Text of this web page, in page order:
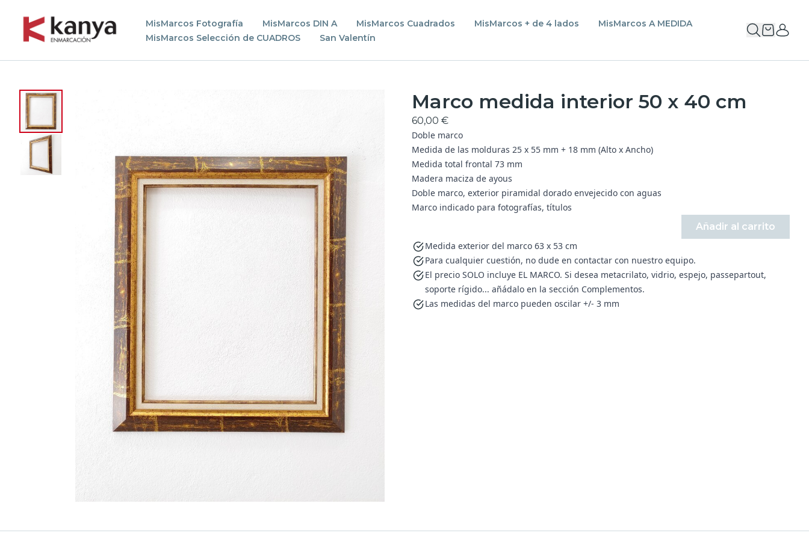
MisMarcos Fotografía MisMarcos DIN A MisMarcos Cuadrados MisMarcos + de 4 lados
MisMarcos A MEDIDA
MisMarcos Selección de CUADROS
San Valentín
Marco medida interior 50 x 40 cm
60,00 €
Doble marco
Medida de las molduras 25 x 55 mm + 18 mm (Alto x Ancho)
Medida total frontal 73 mm
Madera maciza de ayous
Doble marco, exterior piramidal dorado envejecido con aguas
Marco indicado para fotografías, títulos
Añadir al carrito
Medida exterior del marco 63 x 53 cm
Para cualquier cuestión, no dude en contactar con nuestro equipo.
El precio SOLO incluye EL MARCO. Si desea metacrilato, vidrio, espejo, passepartout,
soporte rígido... añádalo en la sección Complementos.
Las medidas del marco pueden oscilar +/- 3 mm